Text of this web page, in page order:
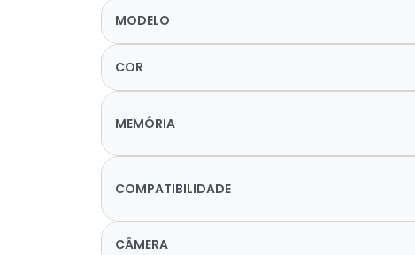
MODELO
COR
MEMÓRIA
COMPATIBILIDADE
CÂMERA